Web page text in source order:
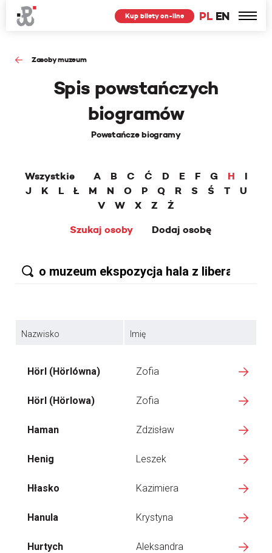
PL EN
Kup bilety on-line
Zasoby muzeum
Spis powstańczych
biogramów
Powstańcze biogramy
Wszystkie A B C Ć D E F G H
I
J
K L Ł M N O P Q R S Ś T
U
V
W X Z
Ż
Szukaj osoby
Dodaj osobę
Nazwisko Imię
Hörl (Hörlówna) Zofia
Hörl (Hörlowa) Zofia
Haman Zdzisław
Henig Leszek
Hłasko Kazimiera
Hanula Krystyna
Hurtych Aleksandra